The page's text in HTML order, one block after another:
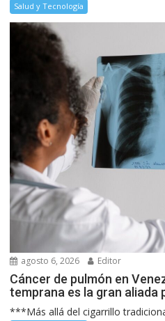
Salud y Tecnología
agosto 6, 2026 Editor
Cáncer de pulmón en
temprana es la gran aliada
***Más allá del cigarrillo